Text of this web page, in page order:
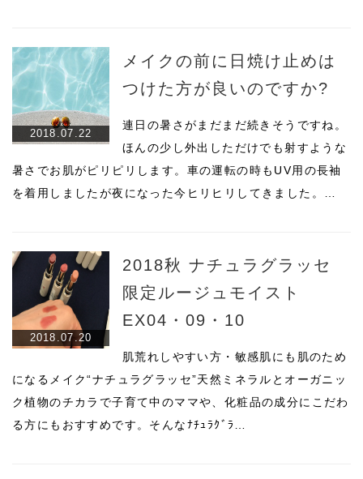
2018.07.22
メイクの前に日焼け止めは
つけた方が良いのですか?
連日の暑さがまだまだ続きそうですね。
ほんの少し外出しただけでも射すような
暑さでお肌がピリピリします。車の運転の時もUV用の長袖
を着用しましたが夜になった今ヒリヒリしてきました。…
2018.07.20
2018秋 ナチュラグラッセ
限定ルージュモイスト
EX04・09・10
肌荒れしやすい方・敏感肌にも肌のため
になるメイク“ナチュラグラッセ”天然ミネラルとオーガニッ
ク植物のチカラで子育て中のママや、化粧品の成分にこだわ
る方にもおすすめです。そんなﾅﾁｭﾗｸﾞﾗ…